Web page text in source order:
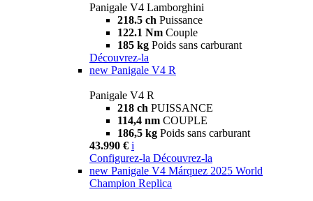
Panigale V4 Lamborghini
218.5 ch Puissance
122.1 Nm Couple
185 kg Poids sans carburant
Découvrez-la
new Panigale V4 R
Panigale V4 R
218 ch PUISSANCE
114,4 nm COUPLE
186,5 kg Poids sans carburant
43.990 € i
Configurez-la Découvrez-la
new Panigale V4 Márquez 2025 World
Champion Replica